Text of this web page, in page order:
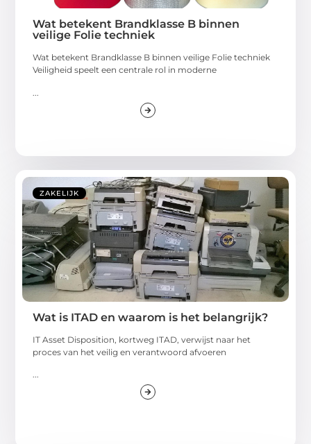
Wat betekent Brandklasse B binnen
veilige Folie techniek
Wat betekent Brandklasse B binnen veilige Folie techniek
Veiligheid speelt een centrale rol in moderne
ZAKELIJK
Wat is ITAD en waarom is het belangrijk?
IT Asset Disposition, kortweg ITAD, verwijst naar het
proces van het veilig en verantwoord afvoeren